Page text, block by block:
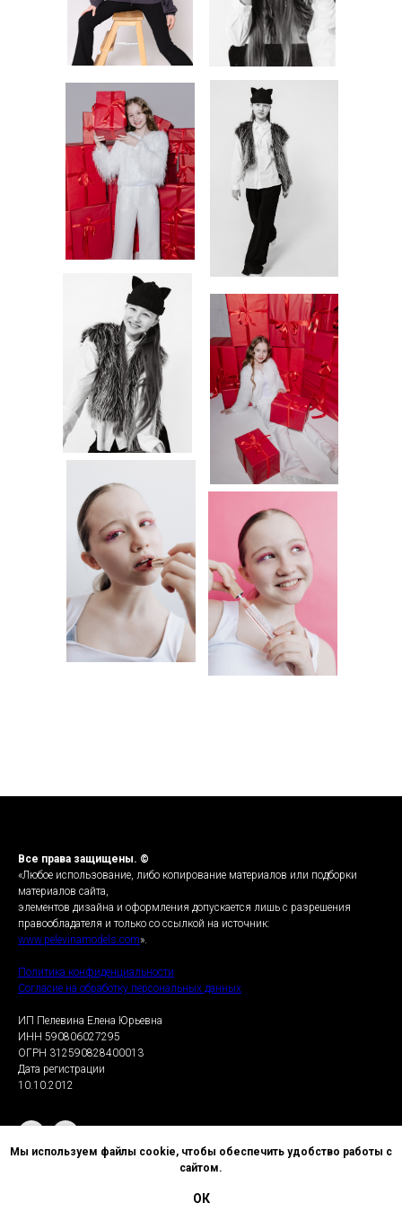
СНЕПЫ
Все права защищены. ©
«Любое использование, либо копирование материалов или подборки
материалов сайта,
элементов дизайна и оформления допускается лишь с разрешения
правообладателя и только со ссылкой на источник:
www.pelevinamodels.com».
Политика конфиденциальности
Согласие на обработку персональных данных
ИП Пелевина Елена Юрьевна
ИНН 590806027295
ОГРН 312590828400013
Дата регистрации
10.10.2012
Мы используем файлы cookie, чтобы обеспечить удобство работы с
сайтом.
ОК